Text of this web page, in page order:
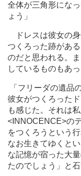
全体が三角形にな
ょう」
ドレスは彼女の身
つくろった跡があ
のだと思われる。
しているものもあっ
「フリーダの遺品
彼女がつくろった
も感じた。それは
<INNOCENCE>の
をつくろうという
なお生きてゆくと
な記憶が宿った大
たのでしょう」と石